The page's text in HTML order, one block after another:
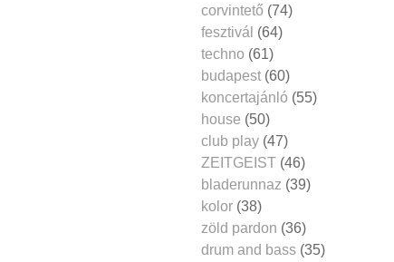
corvintető (74)
fesztivál (64)
techno (61)
budapest (60)
koncertajánló (55)
house (50)
club play (47)
ZEITGEIST (46)
bladerunnaz (39)
kolor (38)
zöld pardon (36)
drum and bass (35)